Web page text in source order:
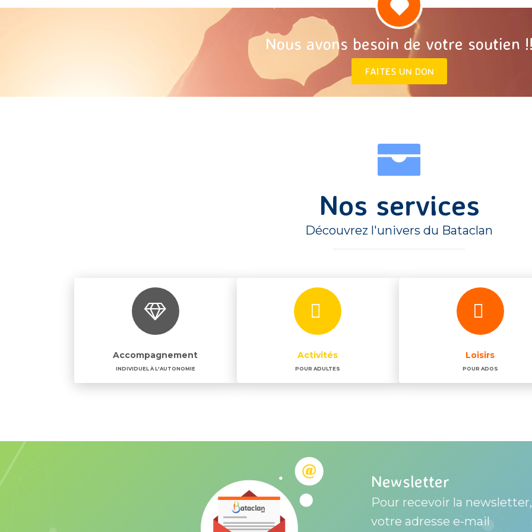
Nous avons besoin de votre soutien
FAITES UN DON
Nos services
Découvrez l'univers du Bataclan
Accompagnement
INDIVIDUEL À L'AUTONOMIE
Activités
POUR ADULTES
Loisirs
POUR ADOS
Newsletter
Pour recevoir la
votre adresse e-mail